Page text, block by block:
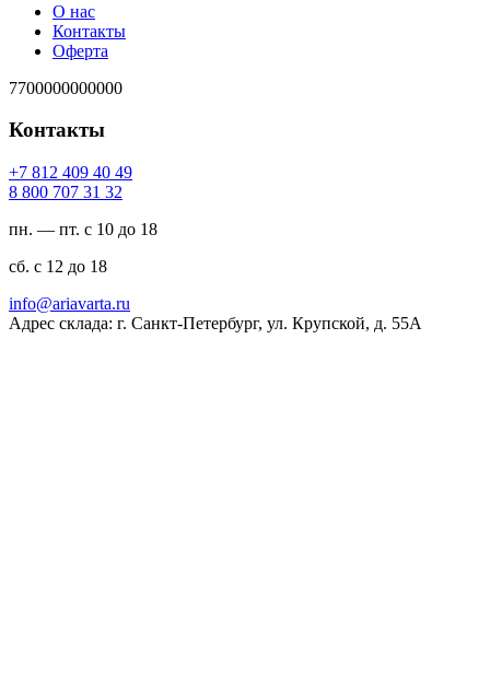
О нас
Контакты
Оферта
7700000000000
Контакты
94 04 904 218 7+
23 13 707 008 8
пн. — пт. с 10 до 18
сб. с 12 до 18
ur.atravaira@ofni
Адрес склада: г. Санкт-Петербург, ул. Крупской, д. 55А